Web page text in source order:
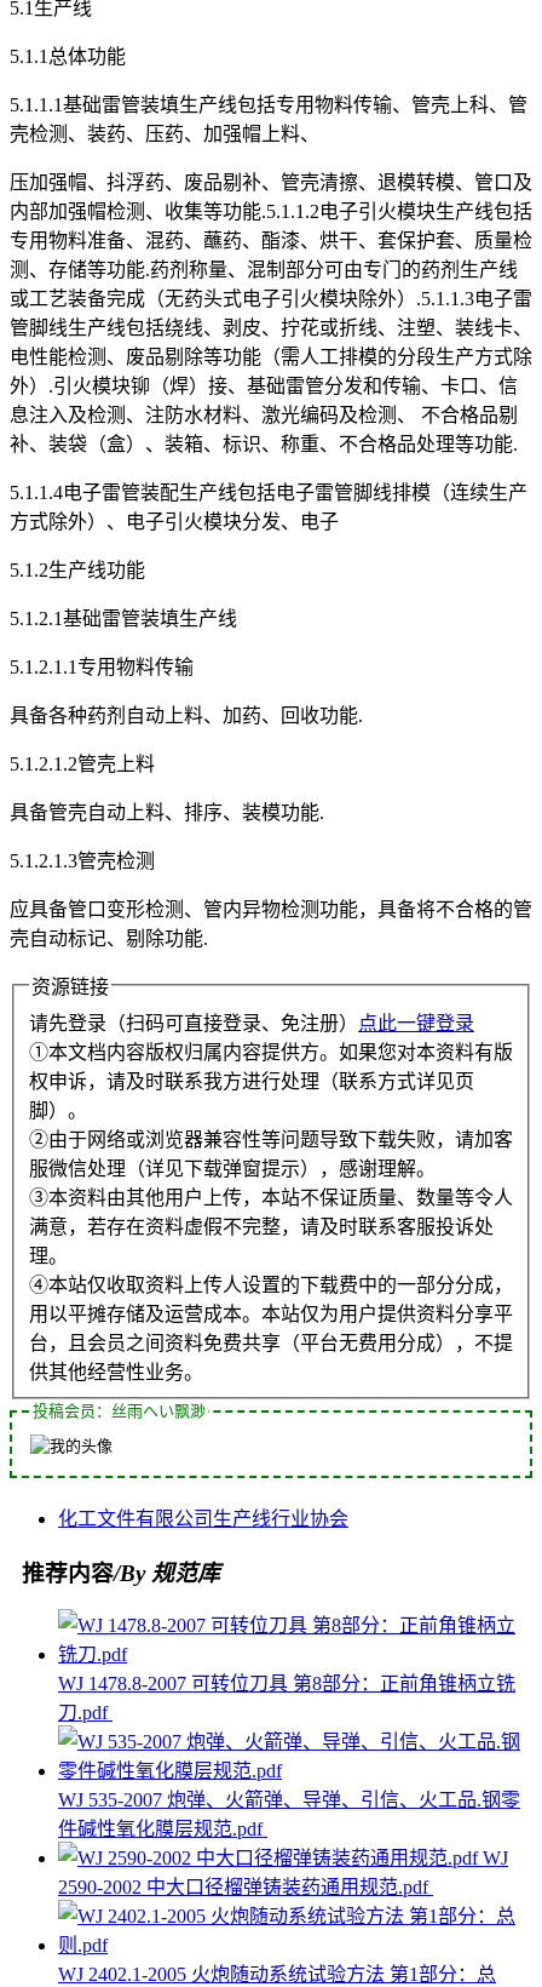
5.1生产线
5.1.1总体功能
5.1.1.1基础雷管装填生产线包括专用物料传输、管壳上科、管
壳检测、装药、压药、加强帽上料、
压加强帽、抖浮药、废品剔补、管壳清擦、退模转模、管口及
内部加强帽检测、收集等功能.5.1.1.2电子引火模块生产线包括
专用物料准备、混药、蘸药、酯漆、烘干、套保护套、质量检
测、存储等功能.药剂称量、混制部分可由专门的药剂生产线
或工艺装备完成（无药头式电子引火模块除外）.5.1.1.3电子雷
管脚线生产线包括绕线、剥皮、拧花或折线、注塑、装线卡、
电性能检测、废品剔除等功能（需人工排模的分段生产方式除
外）.引火模块铆（焊）接、基础雷管分发和传输、卡口、信
息注入及检测、注防水材料、激光编码及检测、 不合格品剔
补、装袋（盒）、装箱、标识、称重、不合格品处理等功能.
5.1.1.4电子雷管装配生产线包括电子雷管脚线排模（连续生产
方式除外）、电子引火模块分发、电子
5.1.2生产线功能
5.1.2.1基础雷管装填生产线
5.1.2.1.1专用物料传输
具备各种药剂自动上料、加药、回收功能.
5.1.2.1.2管壳上料
具备管壳自动上料、排序、装模功能.
5.1.2.1.3管壳检测
应具备管口变形检测、管内异物检测功能，具备将不合格的管
壳自动标记、剔除功能.
资源链接
请先登录（扫码可直接登录、免注册）
点此一键登录
①本文档内容版权归属内容提供方。如果您对本资料有版
权申诉，请及时联系我方进行处理（联系方式详见页
脚）。
②由于网络或浏览器兼容性等问题导致下载失败，请加客
服微信处理（详见下载弹窗提示），感谢理解。
③本资料由其他用户上传，本站不保证质量、数量等令人
满意，若存在资料虚假不完整，请及时联系客服投诉处
理。
④本站仅收取资料上传人设置的下载费中的一部分分成，
用以平摊存储及运营成本。本站仅为用户提供资料分享平
台，且会员之间资料免费共享（平台无费用分成），不提
供其他经营性业务。
投稿会员：丝雨へい飘渺
化工文件有限公司 生产线行业协会
推荐内容/By 规范库
WJ 1478.8-2007 可转位刀具 第8部分：正前角锥柄立铣
刀.pdf
WJ 535-2007 炮弹、火箭弹、导弹、引信、火工品.钢零
件碱性氧化膜层规范.pdf
WJ
2590-2002 中大口径榴弹铸装药通用规范.pdf
WJ 2402.1-2005 火炮随动系统试验方法 第1部分：总